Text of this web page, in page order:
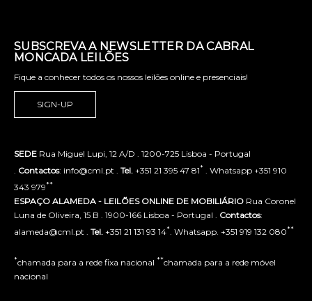
SUBSCREVA A NEWSLETTER DA CABRAL
MONCADA LEILÕES
Fique a conhecer todos os nossos leilões online e presenciais!
SIGN-UP
SEDE Rua Miguel Lupi, 12 A/D . 1200-725 Lisboa - Portugal
Contactos: info@cml.pt . Tel. +351 21 395 47 81* . Whatsapp +351 910
343 979**
ESPAÇO ALAMEDA - LEILÕES ONLINE DE MOBILIÁRIO Rua Coronel
Luna de Oliveira, 15 B . 1900-166 Lisboa - Portugal . Contactos:
alameda@cml.pt . Tel. +351 21 131 93 14* . Whatsapp. +351 919 132 080**
*chamada para a rede fixa nacional **chamada para a rede móvel
nacional